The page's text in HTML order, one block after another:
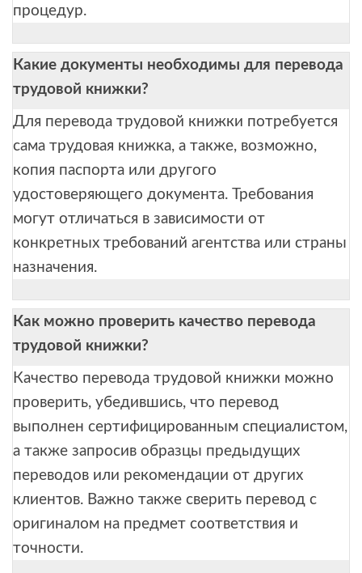
процедур.
Какие документы необходимы для перевода
трудовой книжки?
Для перевода трудовой книжки потребуется
сама трудовая книжка, а также, возможно,
копия паспорта или другого
удостоверяющего документа. Требования
могут отличаться в зависимости от
конкретных требований агентства или страны
назначения.
Как можно проверить качество перевода
трудовой книжки?
Качество перевода трудовой книжки можно
проверить, убедившись, что перевод
выполнен сертифицированным специалистом,
а также запросив образцы предыдущих
переводов или рекомендации от других
клиентов. Важно также сверить перевод с
оригиналом на предмет соответствия и
точности.